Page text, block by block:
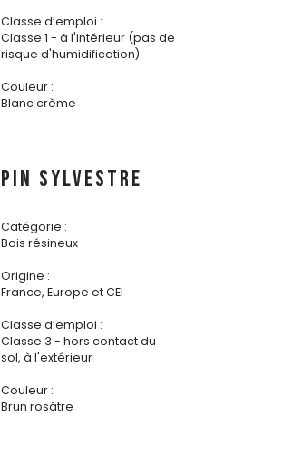
Classe d’emploi :
Classe 1 - à l'intérieur (pas de
risque d'humidification)
Couleur :
Blanc crème
PIN SYLVESTRE
Catégorie :
Bois résineux
Origine :
France, Europe et CEI
Classe d’emploi :
Classe 3 - hors contact du
sol, à l'extérieur
Couleur :
Brun rosâtre